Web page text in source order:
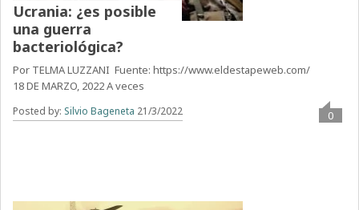
Ucrania: ¿es posible
una guerra
bacteriológica?
Por TELMA LUZZANI Fuente: https://www.eldestapeweb.com/
18 DE MARZO, 2022 A veces
Posted by: Silvio Bageneta 21/3/2022 0